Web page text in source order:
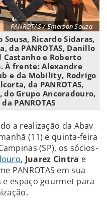
PANROTAS / Emerson Souza
Sousa, Ricardo Sidaras,
da PANROTAS, Danillo
Castanho e Roberto
À frente: Alexandre
e da Mobility, Rodrigo
da PANROTAS,
do Grupo Ancoradouro,
PANROTAS
a realização da Abav
(11) e quinta-feira
(SP), os sócios-
, Juarez Cintra e
PANROTAS em sua
espaço gourmet para